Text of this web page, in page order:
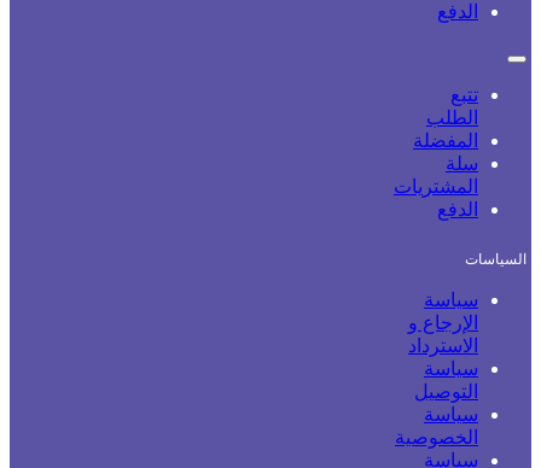
الدفع
تتبع
الطلب
المفضلة
سلة
المشتريات
الدفع
سياسة
الإرجاع و
الاسترداد
سياسة
التوصيل
سياسة
الخصوصية
سياسة